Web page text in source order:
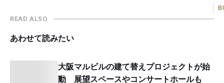
READ ALSO
あわせて読みたい
大阪マルビルの建て替えプロジェクトが始
動 展望スペースやコンサートホールも